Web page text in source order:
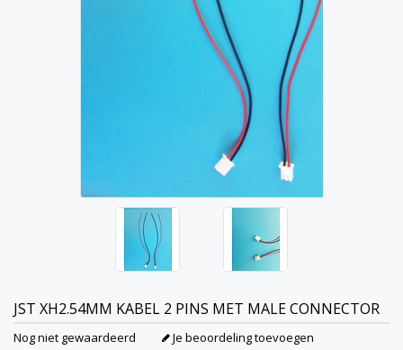
JST XH2.54MM KABEL 2 PINS MET MALE CONNECTOR
Nog niet gewaardeerd Je beoordeling toevoegen